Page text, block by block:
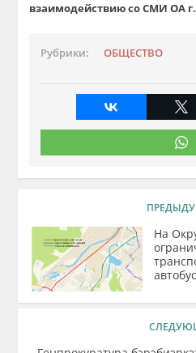
взаимодействию со СМИ ОА г.
Рубрики: ОБЩЕСТВО
На